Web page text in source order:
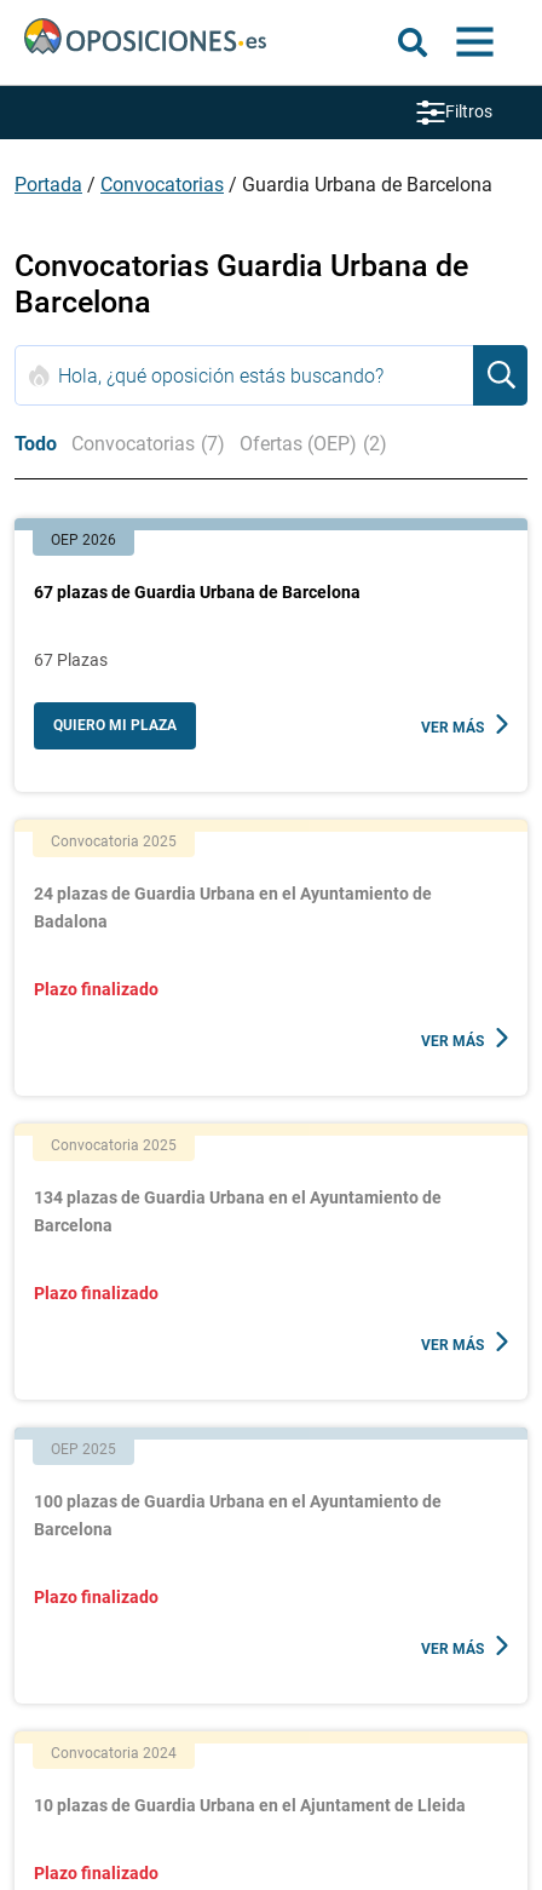
Filtros
Portada / Convocatorias / Guardia Urbana de Barcelona
Convocatorias Guardia Urbana de
Barcelona
Todo Convocatorias (7) Ofertas (OEP) (2)
OEP 2026
67 plazas de Guardia Urbana de Barcelona
67 Plazas
QUIERO MI PLAZA VER MÁS
Convocatoria 2025
24 plazas de Guardia Urbana en el Ayuntamiento de
Badalona
Plazo finalizado
VER MÁS
Convocatoria 2025
134 plazas de Guardia Urbana en el Ayuntamiento de
Barcelona
Plazo finalizado
VER MÁS
OEP 2025
100 plazas de Guardia Urbana en el Ayuntamiento de
Barcelona
Plazo finalizado
VER MÁS
Convocatoria 2024
10 plazas de Guardia Urbana en el Ajuntament de Lleida
Plazo finalizado